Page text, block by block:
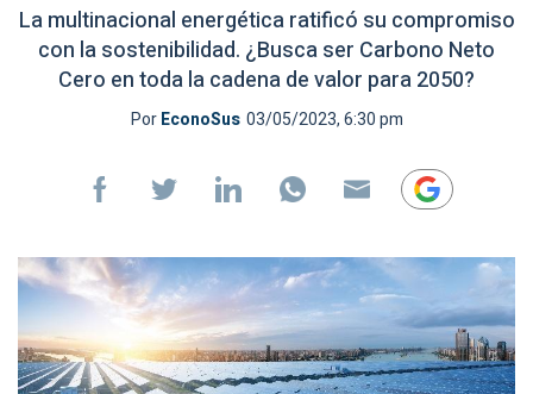
La multinacional energética ratificó su compromiso
con la sostenibilidad. ¿Busca ser Carbono Neto
Cero en toda la cadena de valor para 2050?
PorEconoSus 03/05/2023, 6:30 pm